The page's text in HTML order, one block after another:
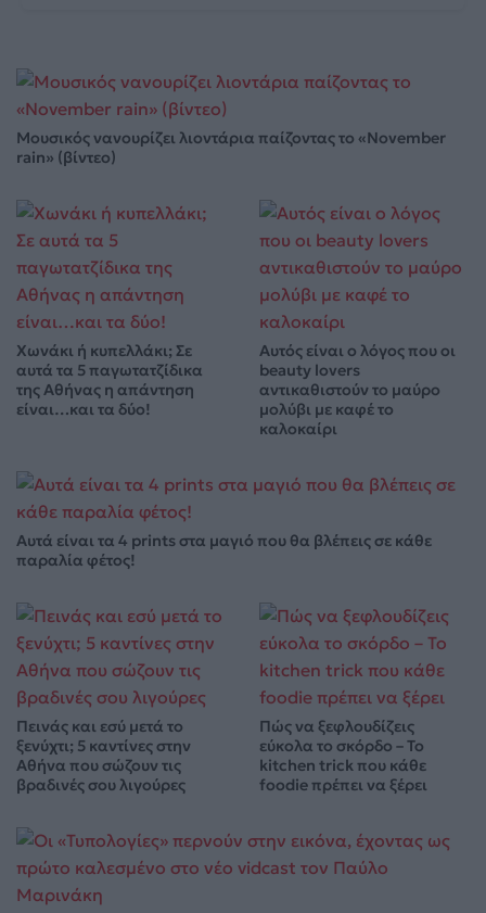
Μουσικός νανουρίζει λιοντάρια παίζοντας το «November
rain» (βίντεο)
Χωνάκι ή κυπελλάκι; Σε
αυτά τα 5 παγωτατζίδικα
της Αθήνας η απάντηση
είναι…και τα δύο!
Αυτός είναι ο λόγος που οι
beauty lovers
αντικαθιστούν το μαύρο
μολύβι με καφέ το
καλοκαίρι
Αυτά είναι τα 4 prints στα μαγιό που θα βλέπεις σε κάθε
παραλία φέτος!
Πεινάς και εσύ μετά το
ξενύχτι; 5 καντίνες στην
Αθήνα που σώζουν τις
βραδινές σου λιγούρες
Πώς να ξεφλουδίζεις
εύκολα το σκόρδο – Το
kitchen trick που κάθε
foodie πρέπει να ξέρει